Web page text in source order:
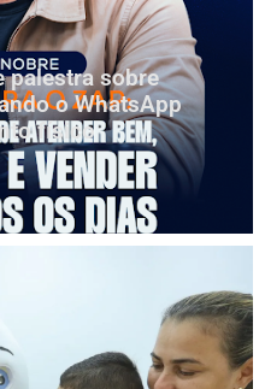
palestra sobre
o WhatsApp
físico